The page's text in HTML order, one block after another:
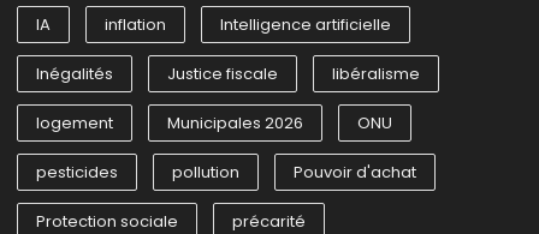
IA inflation Intelligence artificielle
Inégalités Justice fiscale libéralisme
logement Municipales 2026 ONU
pesticides pollution Pouvoir d'achat
Protection sociale précarité